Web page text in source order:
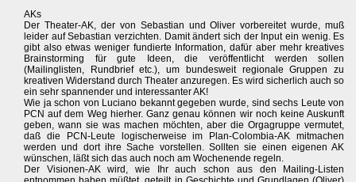
AKs
Der Theater-AK, der von Sebastian und Oliver vorbereitet wurde, muß
leider auf Sebastian verzichten. Damit ändert sich der Input ein wenig. Es
gibt also etwas weniger fundierte Information, dafür aber mehr kreatives
Brainstorming für gute Ideen, die veröffentlicht werden sollen
(Mailinglisten, Rundbrief etc.), um bundesweit regionale Gruppen zu
kreativen Widerstand durch Theater anzuregen. Es wird sicherlich auch so
ein sehr spannender und interessanter AK!
Wie ja schon von Luciano bekannt gegeben wurde, sind sechs Leute von
PCN auf dem Weg hierher. Ganz genau können wir noch keine Auskunft
geben, wann sie was machen möchten, aber die Orgagruppe vermutet,
daß die PCN-Leute logischerweise im Plan-Colombia-AK mitmachen
werden und dort ihre Sache vorstellen. Sollten sie einen eigenen AK
wünschen, läßt sich das auch noch am Wochenende regeln.
Der Visionen-AK wird, wie Ihr auch schon aus den Mailing-Listen